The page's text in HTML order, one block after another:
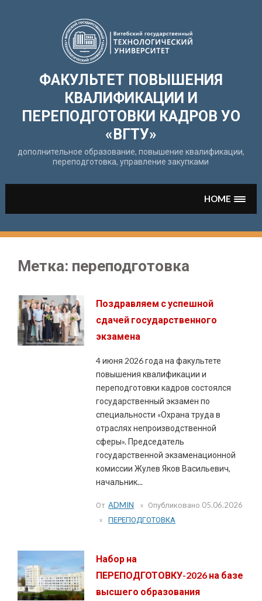
ФАКУЛЬТЕТ ПОВЫШЕНИЯ
КВАЛИФИКАЦИИ И
ПЕРЕПОДГОТОВКИ КАДРОВ УО
«ВГТУ»
дополнительное образование, повышение квалификации,
переподготовка, управление закупками
HOME
Метка: переподготовка
Поздравляем с успешной
сдачей государственного
экзамена
4 июня 2026 года на факультете
повышения квалификации и
переподготовки кадров состоялся
государственный экзамен по
специальности «Охрана труда в
отраслях непроизводственной
сферы». Председатель
государственной экзаменационной
комиссии Жулев Яков Васильевич,
начальник...
От ADMIN Опубликовано 05.06.2026
ПЕРЕПОДГОТОВКА
Набор на
ПЕРЕПОДГОТОВКУ-2026 на базе
высшего образования